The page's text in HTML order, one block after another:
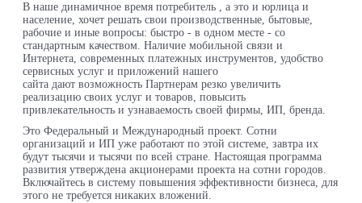
В наше динамичное время потребитель , а это и юрлица и
население, хочет решать свои производственные, бытовые,
рабочие и иные вопросы: быстро - в одном месте - со
стандартным качеством. Наличие мобильной связи и
Интернета, современных платежных инструментов, удобство
сервисных услуг и приложений нашего
сайта дают возможность Партнерам резко увеличить
реализацию своих услуг и товаров, повысить
привлекательность и узнаваемость своей фирмы, ИП, бренда.
Это Федеральный и Международный проект. Сотни
организаций и ИП уже работают по этой системе, завтра их
будут тысячи и тысячи по всей стране. Настоящая программа
развития утверждена акционерами проекта на сотни городов.
Включайтесь в систему повышения эффективности бизнеса, для
этого не требуется никаких вложений.